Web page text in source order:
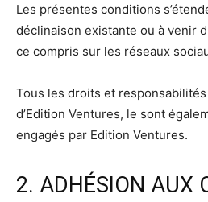
Les présentes conditions
déclinaison existante ou à venir
ce compris sur les réseaux
Tous les droits et
d’Edition Ventures, le sont
engagés par Edition Ventures.
2. ADHÉSION AUX